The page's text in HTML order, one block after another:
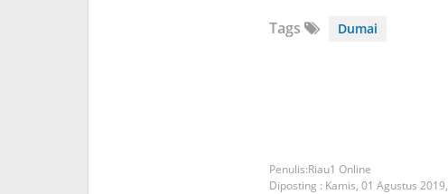
Tags Dumai
Riau1 Online
Diposting : Kamis, 01 Agustus 2019,